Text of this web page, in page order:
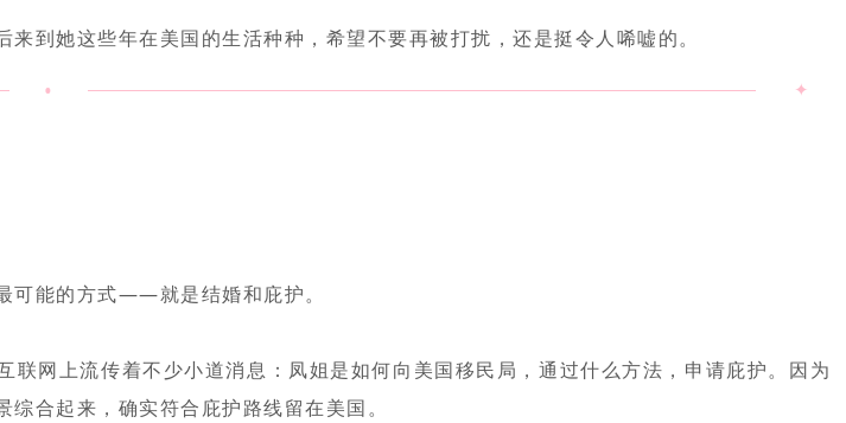
到她这些年在美国的生活种种，希望不要再被打扰，还是挺令人唏嘘的。
• ✦
可能的方式——就是结婚和庇护。
网上流传着不少小道消息：凤姐是如何向美国移民局，通过什么方法，申请庇护。因为
合起来，确实符合庇护路线留在美国。